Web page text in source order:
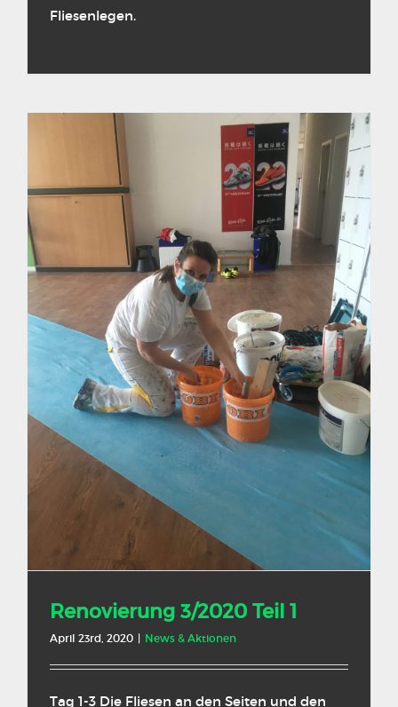
Fliesenlegen.
Renovierung 3/2020 Teil 1
April 23rd, 2020 | News & Aktionen
Tag 1-3 Die Fliesen an den Seiten und den